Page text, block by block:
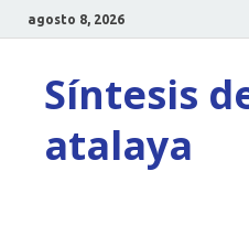
agosto 8, 2026
Síntesis
atalaya